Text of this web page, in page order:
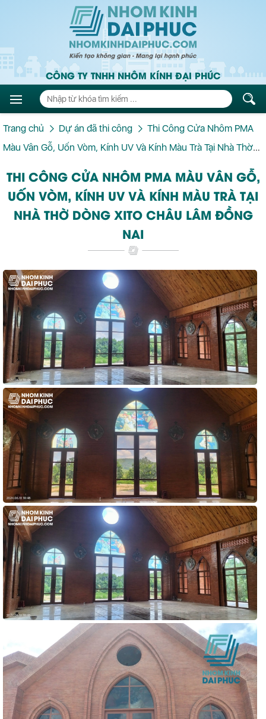
CÔNG TY TNHH NHÔM KÍNH ĐẠI PHÚC
Trang chủ Dự án đã thi công
Thi Công Cửa Nhôm PMA
Màu Vân Gỗ, Uốn Vòm, Kính UV Và Kính Màu Trà Tại Nhà Thờ
Dòng Xito Châu Lâm Đồng Nai
THI CÔNG CỬA NHÔM PMA MÀU VÂN GỖ,
UỐN VÒM, KÍNH UV VÀ KÍNH MÀU TRÀ TẠI
NHÀ THỜ DÒNG XITO CHÂU LÂM ĐỒNG
NAI